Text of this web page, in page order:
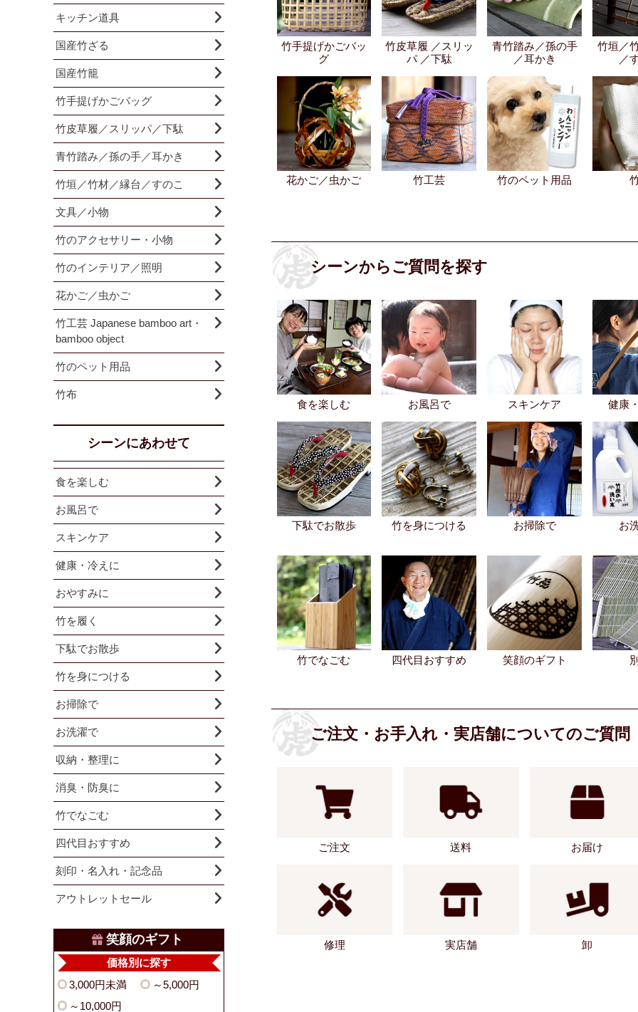
竹手提げかごバッ
グ
竹皮草履 ／スリッ
パ ／下駄
青竹踏み／孫の手
／耳かき
竹垣／
／
花かご／虫かご 竹工芸 竹のペット用品
シーンからご質問を探す
食を楽しむ お風呂で スキンケア 健康
下駄でお散歩 竹を身につける お掃除で お
竹でなごむ 四代目おすすめ 笑顔のギフト
ご注文・お手入れ・実店舗についてのご質問
ご注文 送料 お届け
修理 実店舗 卸
キッチン道具
国産竹ざる
国産竹籠
竹手提げかごバッグ
竹皮草履／スリッパ／下駄
青竹踏み／孫の手／耳かき
竹垣／竹材／縁台／すのこ
文具／小物
竹のアクセサリー・小物
竹のインテリア／照明
花かご／虫かご
竹工芸 Japanese bamboo art・
bamboo object
竹のペット用品
竹布
シーンにあわせて
食を楽しむ
お風呂で
スキンケア
健康・冷えに
おやすみに
竹を履く
下駄でお散歩
竹を身につける
お掃除で
お洗濯で
収納・整理に
消臭・防臭に
竹でなごむ
四代目おすすめ
刻印・名入れ・記念品
アウトレットセール
笑顔のギフト
価格別に探す
3,000円未満
～5,000円
～10,000円